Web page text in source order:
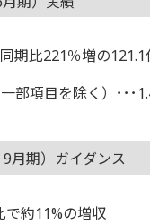
期比221％増の121.1
部項目を除く）･･･
月期）ガイダンス
約11%の増収